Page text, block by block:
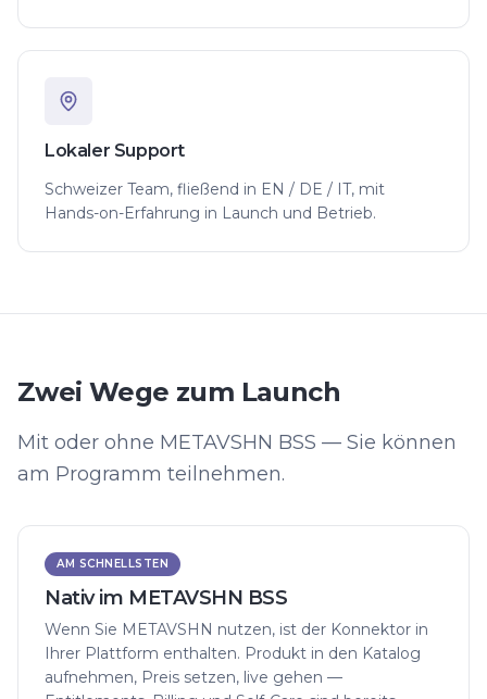
Lokaler Support
Schweizer Team, fließend in EN / DE / IT, mit
Hands-on-Erfahrung in Launch und Betrieb.
Zwei Wege zum Launch
Mit oder ohne METAVSHN BSS — Sie können
am Programm teilnehmen.
AM SCHNELLSTEN
Nativ im METAVSHN BSS
Wenn Sie METAVSHN nutzen, ist der Konnektor in
Ihrer Plattform enthalten. Produkt in den Katalog
aufnehmen, Preis setzen, live gehen —